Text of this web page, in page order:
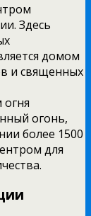
Здесь
домом
и священных
огня
огонь,
более 1500
для